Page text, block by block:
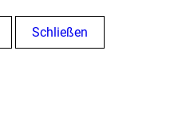
Schließen